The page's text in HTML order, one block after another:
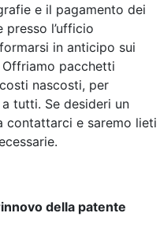
e il pagamento dei
l’ufficio
in anticipo sui
pacchetti
nascosti, per
tutti. Se desideri un
contattarci e saremo lieti
della patente